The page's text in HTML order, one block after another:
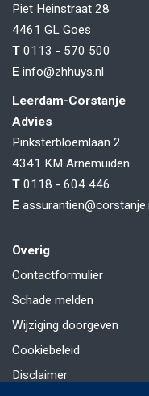
Piet Heinstraat 28
4461 GL Goes
T 0113 - 570 500
E info@zhhuys.nl
Leerdam-Corstanje
Advies
Pinksterbloemlaan 2
4341 KM Arnemuiden
T 0118 - 604 446
E
Overig
Contactformulier
Schade melden
Wijziging doorgeven
Cookiebeleid
Disclaimer